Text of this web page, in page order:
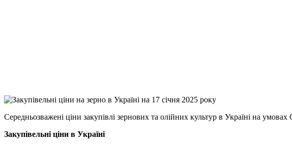
Link
Print
Середньозважені ціни закупівлі зернових та олійних культур в Україні на умовах
Закупівельні ціни в Україні